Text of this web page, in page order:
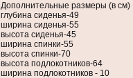
Дополнительные размеры (в см)
глубина сиденья-49
ширина сиденья-55
высота сиденья-45
ширина спинки-55
высота спинки-70
высота подлокотников-64
ширина подлокотников - 10